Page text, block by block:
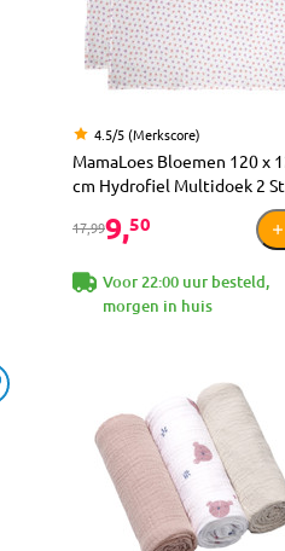
4.5/5 (Merkscore)
MamaLoes Bloemen 120 x
cm Hydrofiel Multidoek 2
17,999,50
Voor 22:00 uur besteld,
morgen in huis